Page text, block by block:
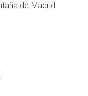
de Madrid